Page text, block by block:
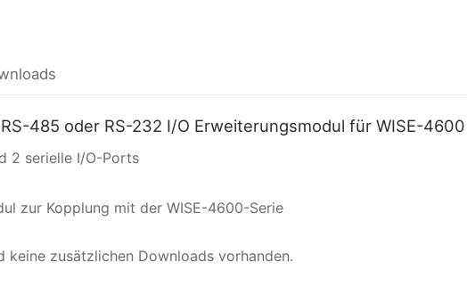
485 oder RS-232 I/O Erweiterungsmodul für WISE-
2 serielle I/O-Ports
zur Kopplung mit der WISE-4600-Serie
keine zusätzlichen Downloads vorhanden.